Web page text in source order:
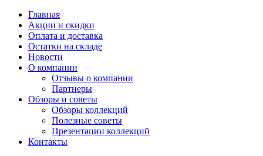
Главная
Акции и скидки
Оплата и доставка
Остатки на складе
Новости
О компании
Отзывы о компании
Партнеры
Обзоры и советы
Обзоры коллекций
Полезные советы
Презентации коллекций
Контакты